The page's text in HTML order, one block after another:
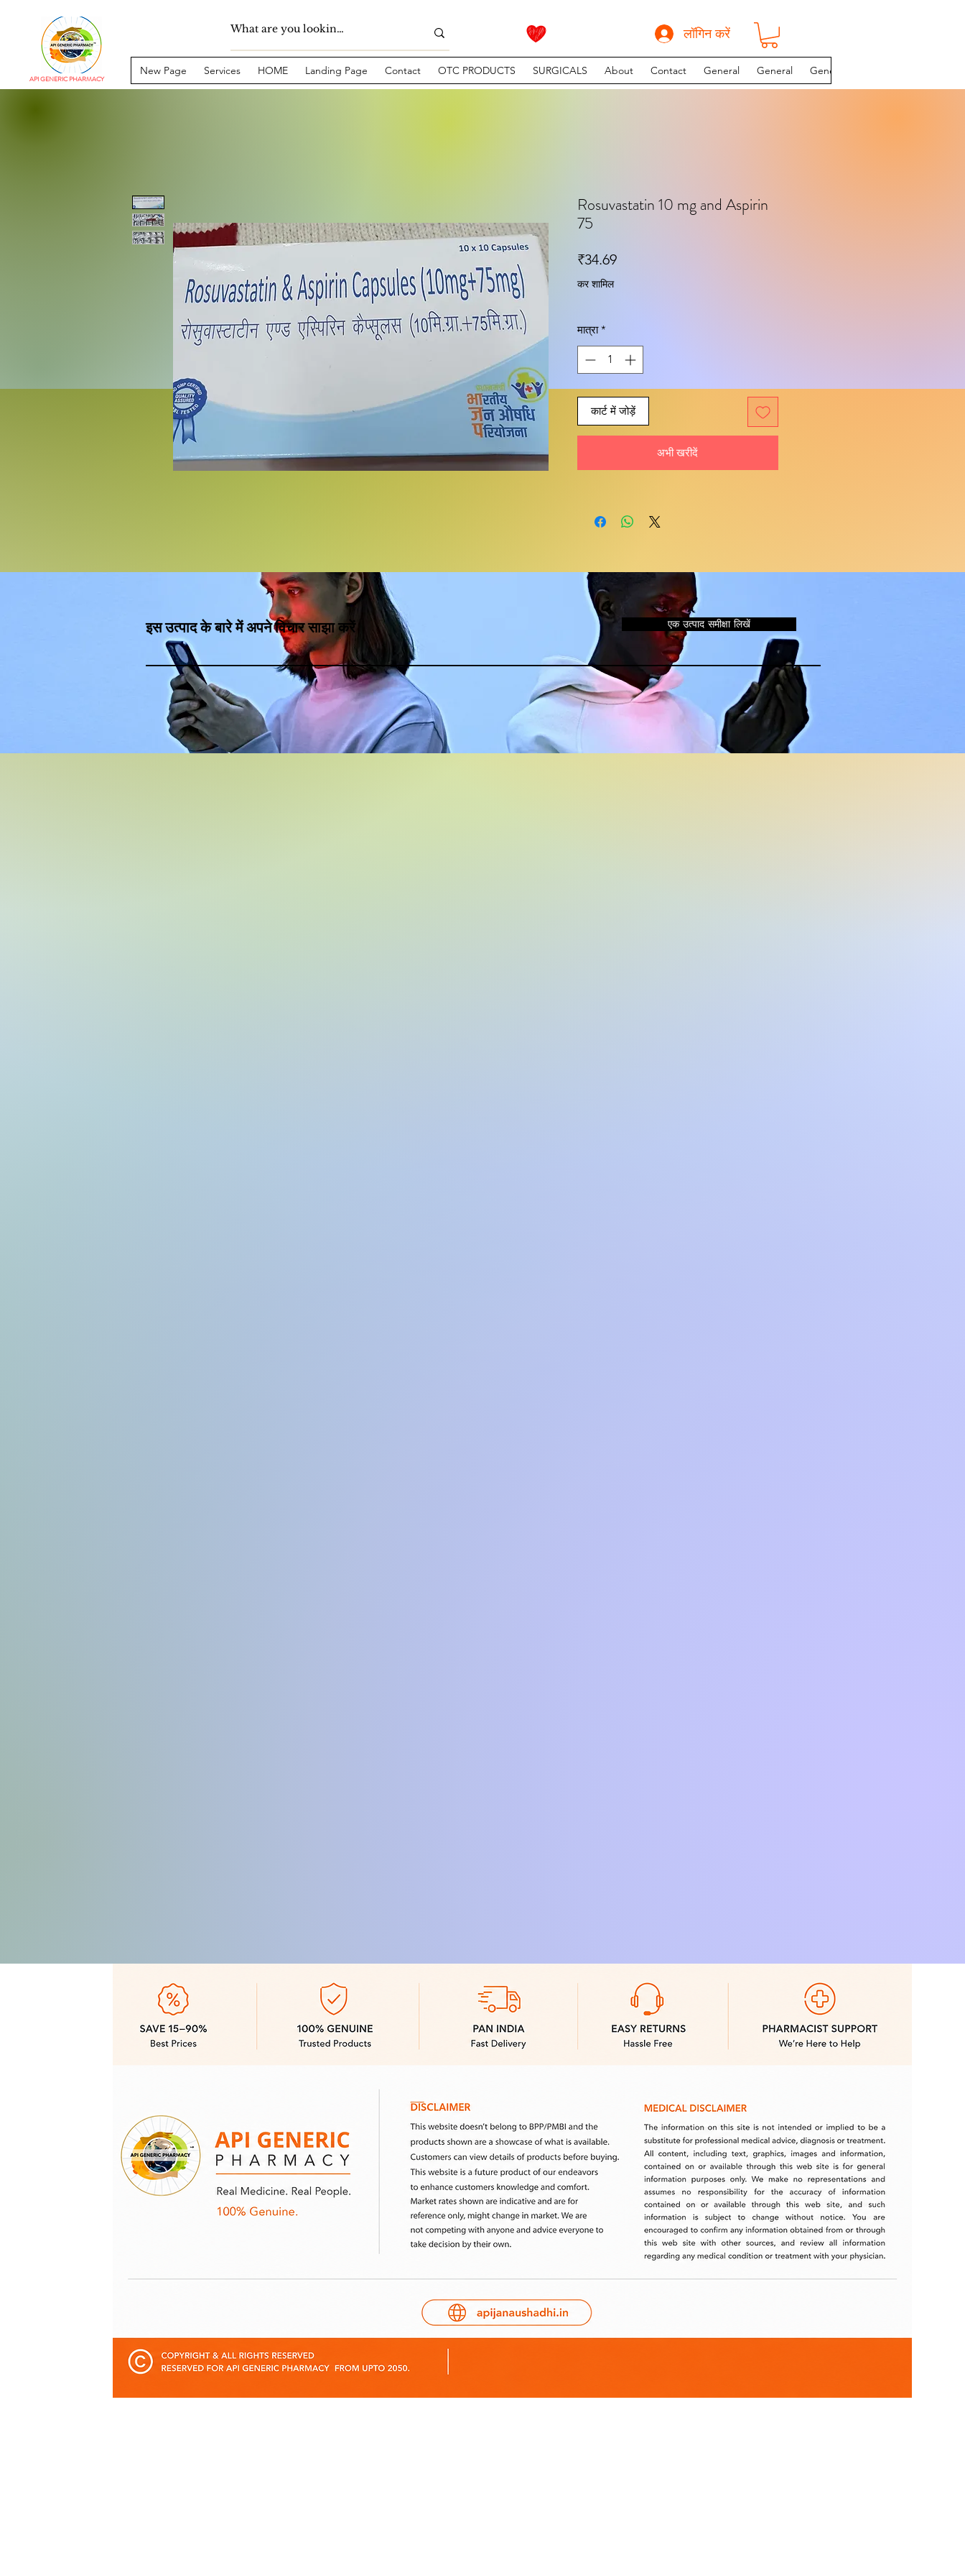
API GENERIC PHARMACY
लॉगिन करें
New Page Services HOME Landing Page Contact OTC PRODUCTS SURGICALS About Contact General General General
Rosuvastatin 10 mg and Aspirin
75
₹34.69मूल्य
कर शामिल
मात्रा *
कार्ट में जोड़ें
अभी खरीदें
इस उत्पाद के बारे में अपने विचार साझा करें एक उत्पाद समीक्षा लिखें